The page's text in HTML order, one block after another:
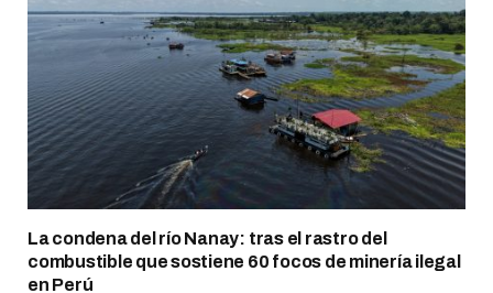
La condena del río Nanay: tras el rastro del
combustible que sostiene 60 focos de minería ilegal
en Perú